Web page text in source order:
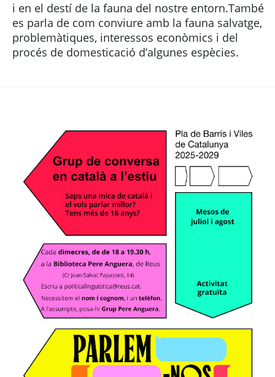
i en el destí de la fauna del nostre entorn.També
es parla de com conviure amb la fauna salvatge,
problemàtiques, interessos econòmics i del
procés de domesticació d’algunes espècies.